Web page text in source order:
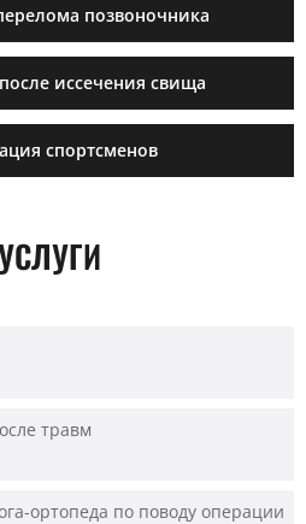
позвоночника
иссечения свища
спортсменов
травм
ортопеда по поводу операции